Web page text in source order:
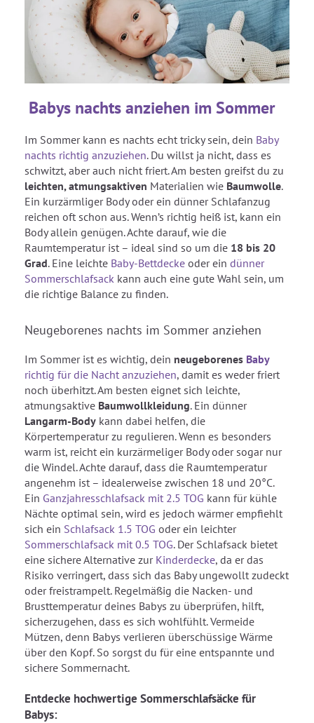
Babys nachts anziehen im Sommer
Im Sommer kann es nachts echt tricky sein, dein Baby
nachts richtig anzuziehen. Du willst ja nicht, dass es
schwitzt, aber auch nicht friert. Am besten greifst du zu
leichten, atmungsaktiven Materialien wie Baumwolle.
Ein kurzärmliger Body oder ein dünner Schlafanzug
reichen oft schon aus. Wenn’s richtig heiß ist, kann ein
Body allein genügen. Achte darauf, wie die
Raumtemperatur ist – ideal sind so um die 18 bis 20
Grad. Eine leichte Baby-Bettdecke oder ein dünner
Sommerschlafsack kann auch eine gute Wahl sein, um
die richtige Balance zu finden.
Neugeborenes nachts im Sommer anziehen
Im Sommer ist es wichtig, dein neugeborenes Baby
richtig für die Nacht anzuziehen, damit es weder friert
noch überhitzt. Am besten eignet sich leichte,
atmungsaktive Baumwollkleidung. Ein dünner
Langarm-Body kann dabei helfen, die
Körpertemperatur zu regulieren. Wenn es besonders
warm ist, reicht ein kurzärmeliger Body oder sogar nur
die Windel. Achte darauf, dass die Raumtemperatur
angenehm ist – idealerweise zwischen 18 und 20°C.
Ein Ganzjahresschlafsack mit 2.5 TOG kann für kühle
Nächte optimal sein, wird es jedoch wärmer empfiehlt
sich ein Schlafsack 1.5 TOG oder ein leichter
Sommerschlafsack mit 0.5 TOG. Der Schlafsack bietet
eine sichere Alternative zur Kinderdecke, da er das
Risiko verringert, dass sich das Baby ungewollt zudeckt
oder freistrampelt. Regelmäßig die Nacken- und
Brusttemperatur deines Babys zu überprüfen, hilft,
sicherzugehen, dass es sich wohlfühlt. Vermeide
Mützen, denn Babys verlieren überschüssige Wärme
über den Kopf. So sorgst du für eine entspannte und
sichere Sommernacht.
Entdecke hochwertige Sommerschlafsäcke für
Babys: